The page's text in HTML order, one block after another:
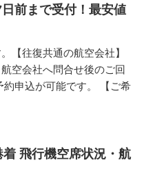
前まで受付！最安値
【往復共通の航空会社】
空会社へ問合せ後のご回
申込が可能です。 【ご希
飛行機空席状況・航